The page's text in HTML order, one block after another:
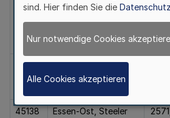
45356
Essen-Vogelheim,
Hafenstraße / Ecke
45133
Essen-Bredeney,
Wallneyer Straße
45138
Essen-Ost, Steeler
sind. Hier finden Sie die
Nur notwendige Cookies
Alle Cookies akzeptieren